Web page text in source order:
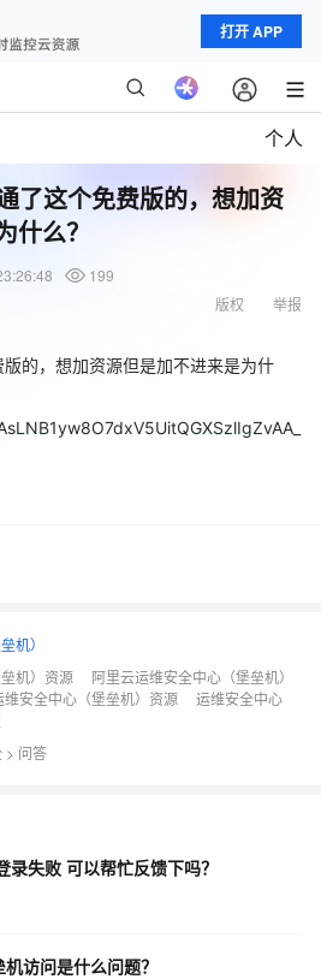
打开 APP
个人
了这个免费版的，想加资
什么？
199
举报
版权
的，想加资源但是加不进来是为什
机）
机）资源
阿里云运维安全中心（堡垒机）
维安全中心（堡垒机）资源
运维安全中心
> 问答
失败 可以帮忙反馈下吗？
访问是什么问题？